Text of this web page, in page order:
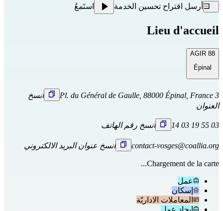
أرسل اقتراح تحسين الخدمة استَمعُ
Lieu d'accueil
AGIR 88
Épinal
3 Pl. du Général de Gaulle, 88000 Épinal, France
انسخ
العنوان
03 55 19 03 14 انسخ رقم الهاتف
contact-vosges@coallia.org انسخ عنوان البريد الالكتروني
Chargement de la carte...
عمل
إسكان
المعاملات الاداريّة
ايجاد عمل